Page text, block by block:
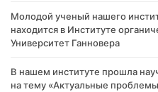
Молодой ученый нашего
находится в Институте
Университет Ганновера
В нашем институте прошла
на тему «Актуальные